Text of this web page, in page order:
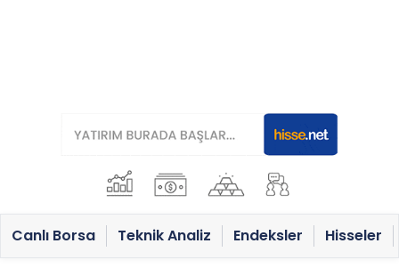
Canlı Borsa Teknik Analiz Endeksler Hisseler